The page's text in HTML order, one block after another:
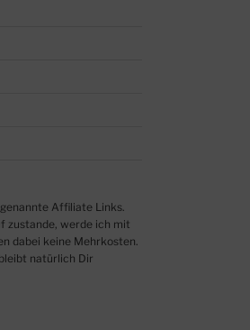
zustande, werde ich mit
dabei keine Mehrkosten.
natürlich Dir